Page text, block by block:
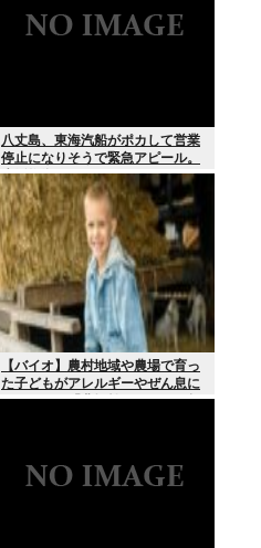
八丈島、東海汽船がポカして営業
停止になりそうで緊急アピール。
生活物資が届かなくなるかも。ア
シタバ以外に食うものがねえ
【バイオ】農村地域や農場で育っ
た子どもがアレルギーやぜん息に
なりにくい「農場効果」を引き起